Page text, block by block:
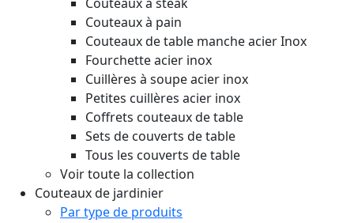
Couteaux à pain
Couteaux de table manche acier Inox
Fourchette acier inox
Cuillères à soupe acier inox
Petites cuillères acier inox
Coffrets couteaux de table
Sets de couverts de table
Tous les couverts de table
Voir toute la collection
Couteaux de jardinier
Par type de produits